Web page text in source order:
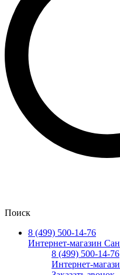
Поиск
8 (499) 500-14-76
Интернет-магазин
8 (499) 500-14-76
Интернет-